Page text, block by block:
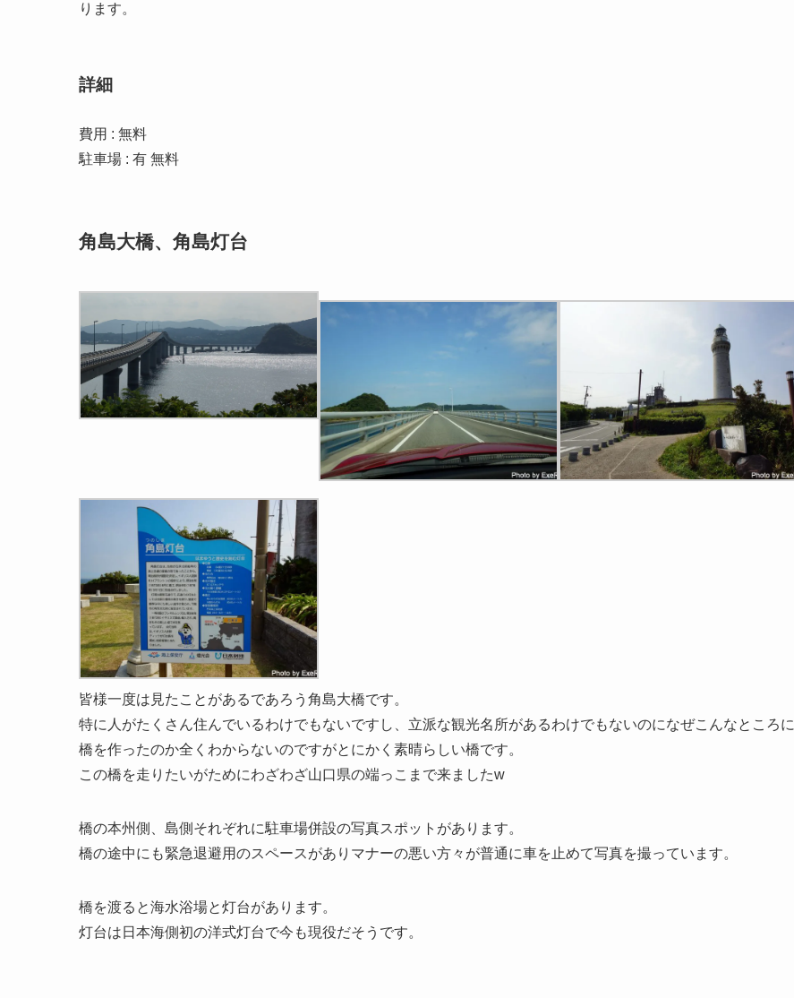
ります。
詳細
費用 : 無料
駐車場 : 有 無料
角島大橋、角島灯台
皆様一度は見たことがあるであろう角島大橋です。
特に人がたくさん住んでいるわけでもないですし、立派な観光名所があるわけでもないのになぜこんなところに
橋を作ったのか全くわからないのですがとにかく素晴らしい橋です。
この橋を走りたいがためにわざわざ山口県の端っこまで来ましたw
橋の本州側、島側それぞれに駐車場併設の写真スポットがあります。
橋の途中にも緊急退避用のスペースがありマナーの悪い方々が普通に車を止めて写真を撮っています。
橋を渡ると海水浴場と灯台があります。
灯台は日本海側初の洋式灯台で今も現役だそうです。